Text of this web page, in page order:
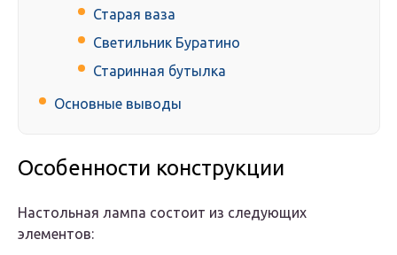
Старая ваза
Светильник Буратино
Старинная бутылка
Основные выводы
Особенности конструкции
Настольная лампа состоит из следующих
элементов: